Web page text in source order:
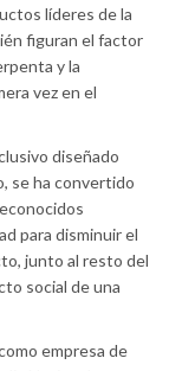
líderes de la
figuran el factor
y la
vez en el
diseñado
se ha convertido
para disminuir el
junto al resto del
social de una
empresa de